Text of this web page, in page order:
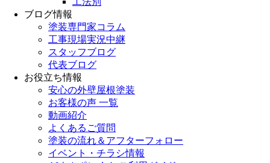
ブログ情報
塗装専門家コラム
工事現場実況中継
スタッフブログ
代表ブログ
お役立ち情報
安心の外壁屋根塗装
お客様の声 一覧
動画紹介
よくあるご質問
塗装の流れ＆アフターフォロー
イベント・チラシ情報